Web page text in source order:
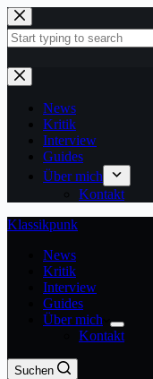
Zum
Inhalt
springen
Keine
Ergebnisse
News
Kritik
Interview
Guides
Über mich
Kontakt
Klassikpunk
News
Kritik
Interview
Guides
Über mich
Kontakt
Suchen